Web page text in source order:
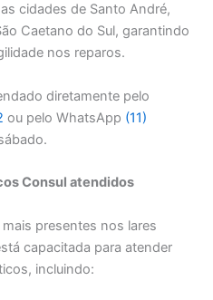
cidades de Santo André,
Caetano do Sul, garantindo
nos reparos.
diretamente pelo
ou pelo WhatsApp (11)
Consul atendidos
presentes nos lares
capacitada para atender
incluindo: